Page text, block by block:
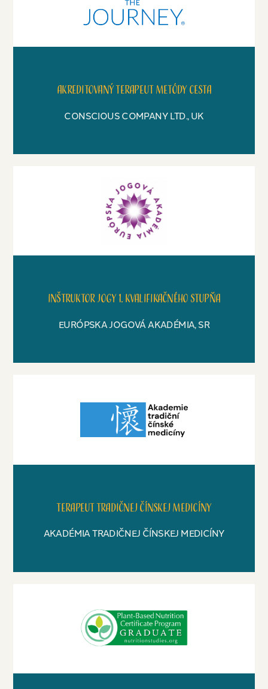
Akreditovaný terapeut metódy Cesta
CONSCIOUS COMPANY LTD., UK
Inštruktor jogy 1. kvalifikačného stupňa
EURÓPSKA JOGOVÁ AKADÉMIA, SR
Terapeut tradičnej čínskej medicíny
AKADÉMIA TRADIČNEJ ČÍNSKEJ MEDICÍNY